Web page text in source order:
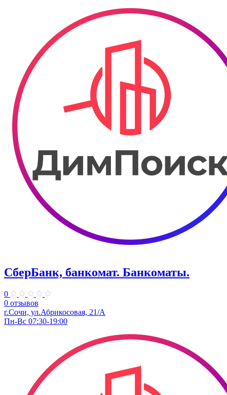
СберБанк, банкомат. Банкоматы.
0
0 отзывов
г.Сочи, ул.​Абрикосовая, 21/А
Пн-Вс 07:30-19:00